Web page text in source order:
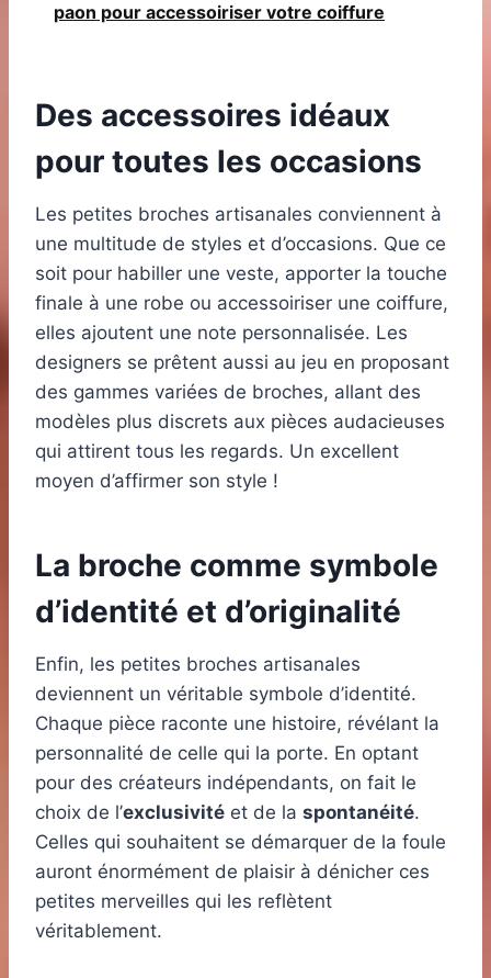
paon pour accessoiriser votre coiffure
Des accessoires idéaux
pour toutes les occasions
Les petites broches artisanales conviennent à
une multitude de styles et d’occasions. Que ce
soit pour habiller une veste, apporter la touche
finale à une robe ou accessoiriser une coiffure,
elles ajoutent une note personnalisée. Les
designers se prêtent aussi au jeu en proposant
des gammes variées de broches, allant des
modèles plus discrets aux pièces audacieuses
qui attirent tous les regards. Un excellent
moyen d’affirmer son style !
La broche comme symbole
d’identité et d’originalité
Enfin, les petites broches artisanales
deviennent un véritable symbole d’identité.
Chaque pièce raconte une histoire, révélant la
personnalité de celle qui la porte. En optant
pour des créateurs indépendants, on fait le
choix de l’exclusivité et de la spontanéité.
Celles qui souhaitent se démarquer de la foule
auront énormément de plaisir à dénicher ces
petites merveilles qui les reflètent
véritablement.